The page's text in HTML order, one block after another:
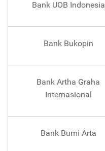
Bank UOB Indonesia
Bank Bukopin
Bank Artha Graha
Internasional
Bank Bumi Arta